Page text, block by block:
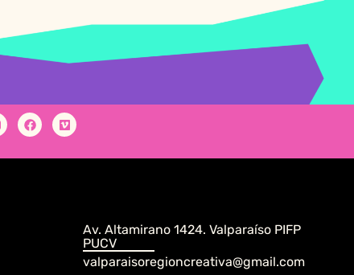
Av. Altamirano 1424. Valparaíso PIFP
PUCV
valparaisoregioncreativa@gmail.com